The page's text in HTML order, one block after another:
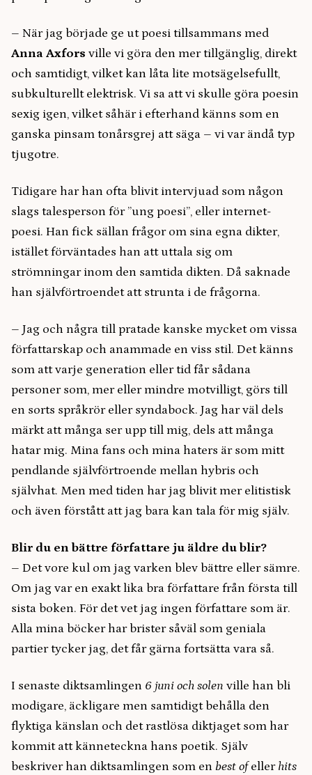
– När jag började ge ut poesi tillsammans med
Anna Axfors ville vi göra den mer tillgänglig, direkt
och samtidigt, vilket kan låta lite motsägelsefullt,
subkulturellt elektrisk. Vi sa att vi skulle göra poesin
sexig igen, vilket såhär i efterhand känns som en
ganska pinsam tonårsgrej att säga – vi var ändå typ
tjugotre.
Tidigare har han ofta blivit intervjuad som någon
slags talesperson för ’’ung poesi’’, eller internet-
poesi. Han fick sällan frågor om sina egna dikter,
istället förväntades han att uttala sig om
strömningar inom den samtida dikten. Då saknade
han självförtroendet att strunta i de frågorna.
– Jag och några till pratade kanske mycket om vissa
författarskap och anammade en viss stil. Det känns
som att varje generation eller tid får sådana
personer som, mer eller mindre motvilligt, görs till
en sorts språkrör eller syndabock. Jag har väl dels
märkt att många ser upp till mig, dels att många
hatar mig. Mina fans och mina haters är som mitt
pendlande självförtroende mellan hybris och
självhat. Men med tiden har jag blivit mer elitistisk
och även förstått att jag bara kan tala för mig själv.
Blir du en bättre författare ju äldre du blir?
– Det vore kul om jag varken blev bättre eller sämre.
Om jag var en exakt lika bra författare från första till
sista boken. För det vet jag ingen författare som är.
Alla mina böcker har brister såväl som geniala
partier tycker jag, det får gärna fortsätta vara så.
I senaste diktsamlingen 6 juni och solen ville han bli
modigare, äckligare men samtidigt behålla den
flyktiga känslan och det rastlösa diktjaget som har
kommit att känneteckna hans poetik. Själv
beskriver han diktsamlingen som en best ofeller hits